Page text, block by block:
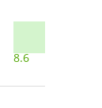
8.6